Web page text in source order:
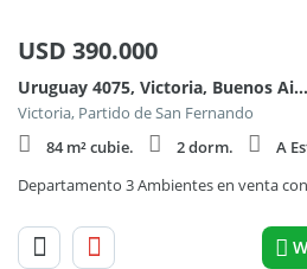
USD 390.000
Uruguay 4075, Victoria, Buenos Aires.
Victoria, Partido de San Fernando
84 m² cubie.
2 dorm.
A
Departamento 3 Ambientes en venta